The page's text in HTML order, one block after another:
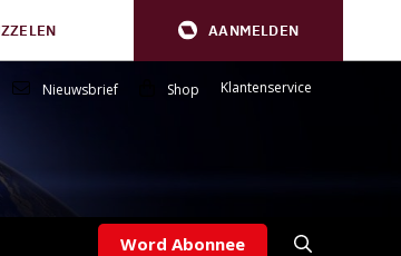
AANMELDEN
Nieuwsbrief Shop Klantenservice
Word Abonnee